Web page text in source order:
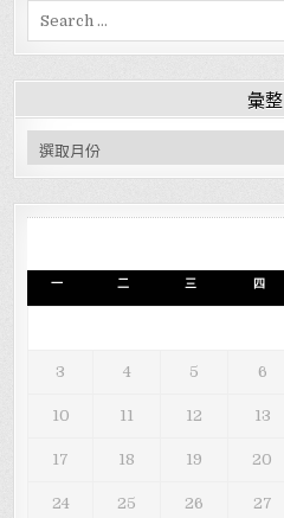
Search for:
彙整
彙整
一 二 三 四
3 4 5 6
10 11 12 13
17 18 19 20
24 25 26 27